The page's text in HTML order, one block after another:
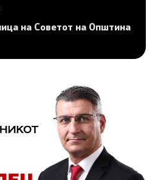
на Советот на Општина